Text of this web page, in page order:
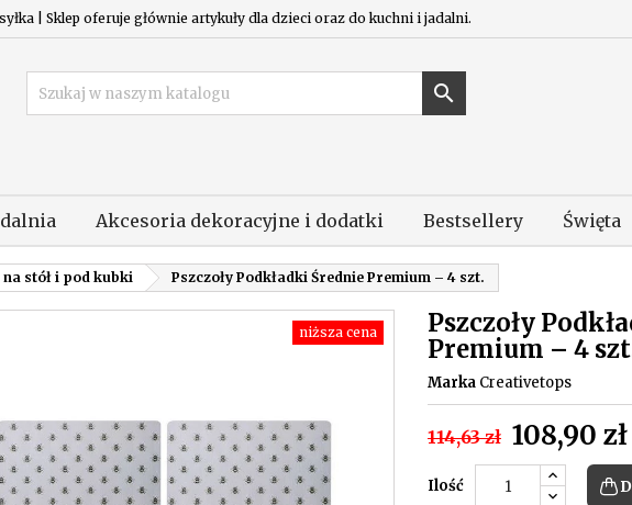
| Sklep oferuje głównie artykuły dla dzieci oraz do kuchni i jadalni.

Akcesoria dekoracyjne i dodatki Bestsellery Święta
na stół i pod kubki Pszczoły Podkładki Średnie Premium – 4 szt.
niższa cena
Pszczoły
Premium – 4
Marka Creativetops
114,63 zł 108,90 zł
Ilość